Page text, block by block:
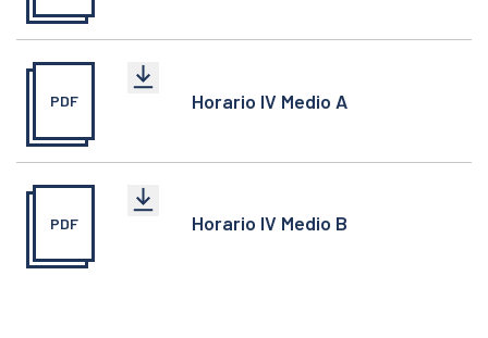
PDF Horario IV Medio A
PDF Horario IV Medio B